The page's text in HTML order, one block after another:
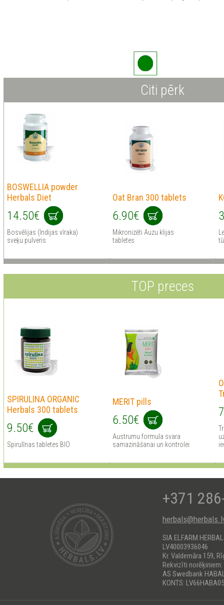
Citi pērk
BOSWELLIA powder
Herbals Diet
14.50€
Bosvēlijas (Indijas vīraka)
sveķu pulveris
Oat Bran 300 tablets
6.90€
Mikronizēti Auzu klijas
tabletes
TOP preces
SPIRULINA ORGANIC
Herbals 300 tablets
9.50€
Spirulīnas tabletes BIO
MERIT pills
6.50€
Austrumu formula svara
samazināšanai un kontrolei
+371
SIA ELFARM
LV40003936046
Kr. Valdemāra 159,
Rekvizīti norēķiniem:
AS Swedbank
KONTS: